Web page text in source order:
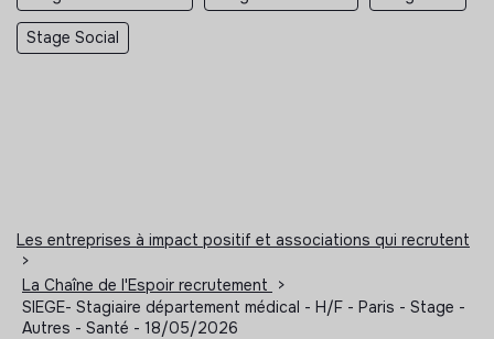
Stage Social
Les entreprises à impact positif et associations qui recrutent
>
La Chaîne de l'Espoir recrutement
>
SIEGE- Stagiaire département médical - H/F - Paris - Stage -
Autres - Santé - 18/05/2026